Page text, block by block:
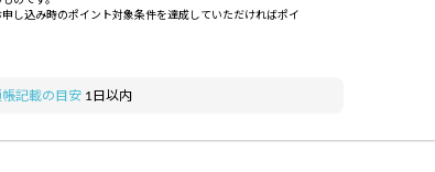
し込み時のポイント対象条件を達成していただければポイ
帳記載の目安 1日以内